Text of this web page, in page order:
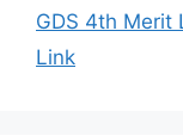
GDS 4th Merit
Link